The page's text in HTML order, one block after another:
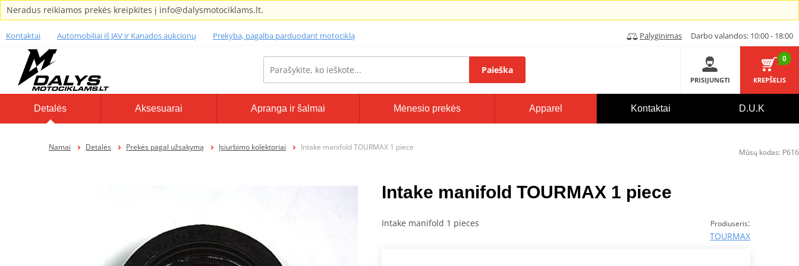
Neradus reikiamos prekės kreipkites į info@dalysmotociklams.lt.
Kontaktai Automobiliai iš JAV ir Kanados aukcionų Prekyba, pagalba parduodant motociklą Palyginimas Darbo valandos: 10:00 - 18:00
Paieška
PRISIJUNGTI
0
KREPŠELIS
Detalės Aksesuarai Apranga ir šalmai Mėnesio prekės Apparel Kontaktai D.U.K
Namai Detalės Prekės pagal užsakymą Įsiurbimo kolektoriai Intake manifold TOURMAX 1 piece
Intake manifold TOURMAX 1 piece
Prodiuseris:
TOURMAX
Intake manifold 1 pieces
Mūsų kodas: P616